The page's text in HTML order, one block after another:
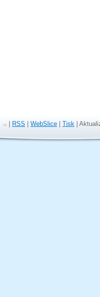
| RSS | WebSlice | Tisk |